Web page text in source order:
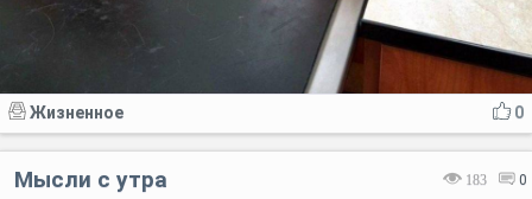
0
Жизненное
183 0
Мысли с утра